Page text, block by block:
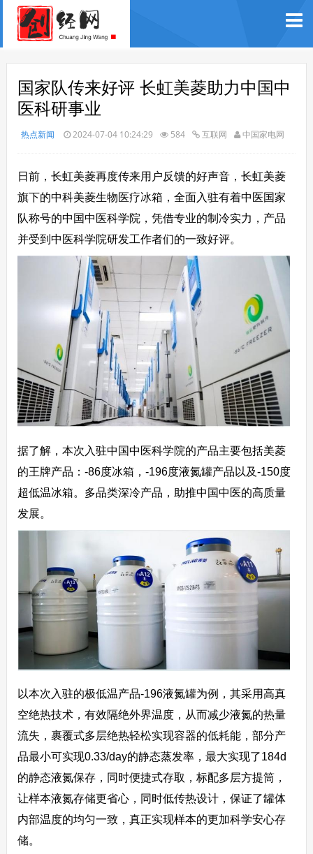
国家队传来好评 长虹美菱助力中国中
医科研事业
热点新闻 2024-07-04 10:24:29 584 互联网 中国家电网
日前，长虹美菱再度传来用户反馈的好声音，长虹美菱
旗下的中科美菱生物医疗冰箱，全面入驻有着中医国家
队称号的中国中医科学院，凭借专业的制冷实力，产品
并受到中医科学院研发工作者们的一致好评。
据了解，本次入驻中国中医科学院的产品主要包括美菱
的王牌产品：-86度冰箱，-196度液氮罐产品以及-150度
超低温冰箱。多品类深冷产品，助推中国中医的高质量
发展。
以本次入驻的极低温产品-196液氮罐为例，其采用高真
空绝热技术，有效隔绝外界温度，从而减少液氮的热量
流失，裹覆式多层绝热轻松实现容器的低耗能，部分产
品最小可实现0.33/day的静态蒸发率，最大实现了184d
的静态液氮保存，同时便捷式存取，标配多层方提筒，
让样本液氮存储更省心，同时低传热设计，保证了罐体
内部温度的均匀一致，真正实现样本的更加科学安心存
储。